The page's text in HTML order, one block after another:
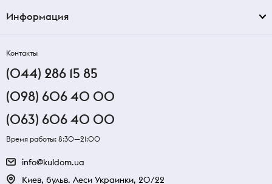
Информация
Контакты
(044) 286 15 85
(098) 606 40 00
(063) 606 40 00
Время работы: 8:30—21:00
info@kuldom.ua
Киев, бульв. Леси Украинки, 20/22